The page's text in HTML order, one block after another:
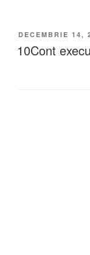
DECEMBRIE 14,
10Cont